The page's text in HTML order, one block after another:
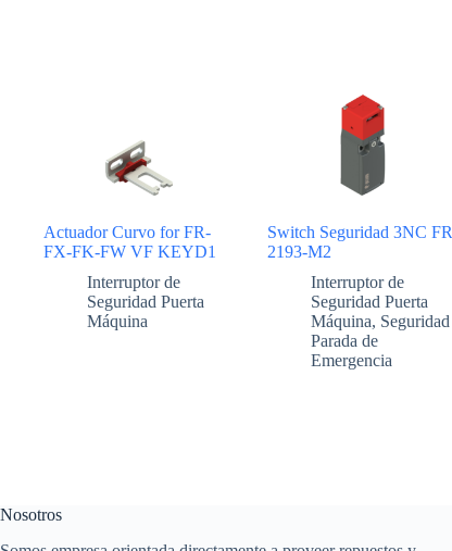
Actuador Curvo for FR-
FX-FK-FW VF KEYD1
Interruptor de
Seguridad Puerta
Máquina
Switch Seguridad 3NC FR
2193-M2
Interruptor de
Seguridad Puerta
Máquina, Seguridad
Parada de
Emergencia
Nosotros